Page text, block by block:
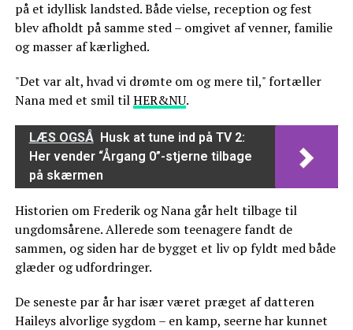
på et idyllisk landsted. Både vielse, reception og fest
blev afholdt på samme sted – omgivet af venner, familie
og masser af kærlighed.
"Det var alt, hvad vi drømte om og mere til," fortæller
Nana med et smil tilHER&NU.
LÆS OGSÅ Husk at tune ind på TV 2:
Her vender “Årgang 0”-stjerne tilbage
på skærmen
Historien om Frederik og Nana går helt tilbage til
ungdomsårene. Allerede som teenagere fandt de
sammen, og siden har de bygget et liv op fyldt med både
glæder og udfordringer.
De seneste par år har især været præget af datteren
Haileys alvorlige sygdom – en kamp, seerne har kunnet